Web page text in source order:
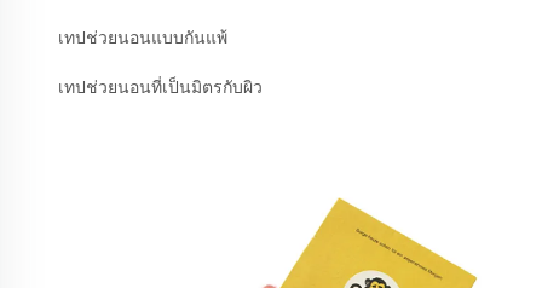
เทปช่วยนอนแบบกันแพ้
เทปช่วยนอนที่เป็นมิตรกับผิว